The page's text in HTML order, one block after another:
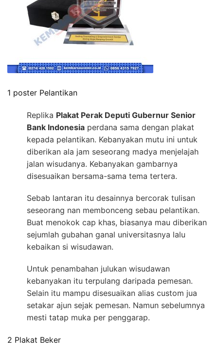
1 poster Pelantikan
Replika Plakat Perak Deputi Gubernur Senior
Bank Indonesia perdana sama dengan plakat
kepada pelantikan. Kebanyakan mutu ini untuk
diberikan ala jam seseorang madya menjelajah
jalan wisudanya. Kebanyakan gambarnya
disesuaikan bersama-sama tema tertera.
Sebab lantaran itu desainnya bercorak tulisan
seseorang nan membonceng sebau pelantikan.
Buat menokok cap khas, biasanya mau diberikan
sejumlah gubahan ganal universitasnya lalu
kebaikan si wisudawan.
Untuk penambahan julukan wisudawan
kebanyakan itu terpulang daripada pemesan.
Selain itu mampu disesuaikan alias custom jua
setakar ajun sejak pemesan. Namun sebelumnya
mesti tatap muka per penggarap.
2 Plakat Beker